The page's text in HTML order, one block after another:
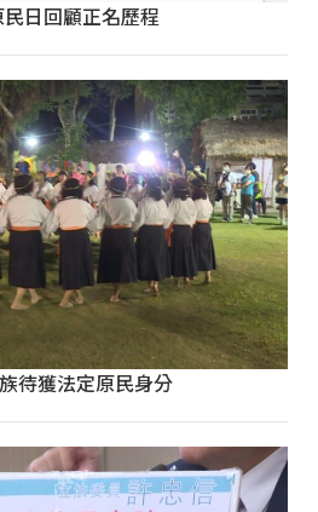
日回顧正名歷程
待獲法定原民身分